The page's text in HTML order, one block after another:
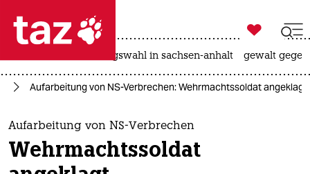
 taz zahl ich
taz zahl ich
themen
politik

taz zahl ich
landtagswahl in sachsen-anhalt gewalt
Aufarbeitung von NS-Verbrechen: Wehrmachtssoldat angeklagt
Aufarbeitung von NS-Verbrechen
Wehrmachtssoldat